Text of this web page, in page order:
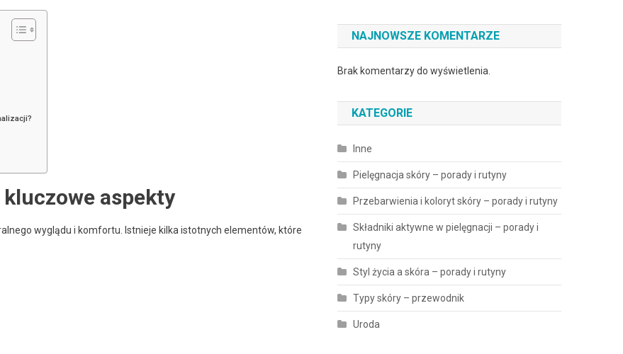
aspekty
wyglądu i komfortu. Istnieje kilka istotnych elementów, które
NAJNOWSZE KOMENTARZE
Brak komentarzy do wyświetlenia.
KATEGORIE
Inne
Pielęgnacja skóry – porady i rutyny
Przebarwienia i koloryt skóry – porady i rutyny
Składniki aktywne w pielęgnacji – porady i
rutyny
Styl życia a skóra – porady i rutyny
Typy skóry – przewodnik
Uroda